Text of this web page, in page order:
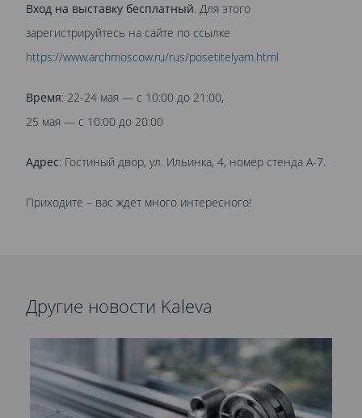
Вход на выставку бесплатный. Для этого
зарегистрируйтесь на сайте по ссылке
https://www.archmoscow.ru/rus/posetitelyam.html
Время: 22-24 мая — с 10:00 до 21:00,
25 мая — с 10:00 до 20:00
Адрес: Гостиный двор, ул. Ильинка, 4, номер стенда А-7.
Приходите – вас ждет много интересного!
Другие новости Kaleva